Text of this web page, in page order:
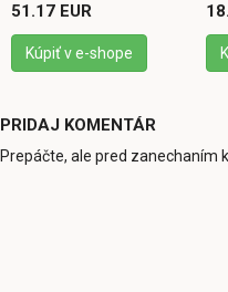
Košeľa je príjemná na
dotyk, je vyrobená zo
100 % ...
51.17 EUR
Kúpiť v e-shope
PRIDAJ KOMENTÁR
Prepáčte, ale pred zanechaním